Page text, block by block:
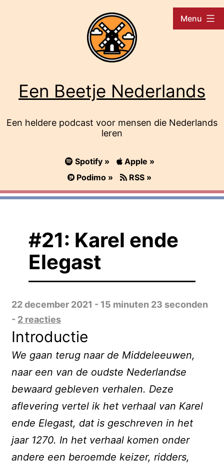
Een Beetje Nederlands
Een heldere podcast voor mensen die Nederlands
leren
Spotify »
Apple »
Podimo »
RSS »
Menu
#21: Karel ende
Elegast
22 december 2021 - 15 minuten 23 seconden
- 2 reacties
Introductie
We gaan terug naar de Middeleeuwen,
naar een van de oudste Nederlandse
bewaard gebleven verhalen. Deze
aflevering vertel ik het verhaal van Karel
ende Elegast, dat is geschreven in het
jaar 1270. In het verhaal komen onder
andere een beroemde keizer, ridders,